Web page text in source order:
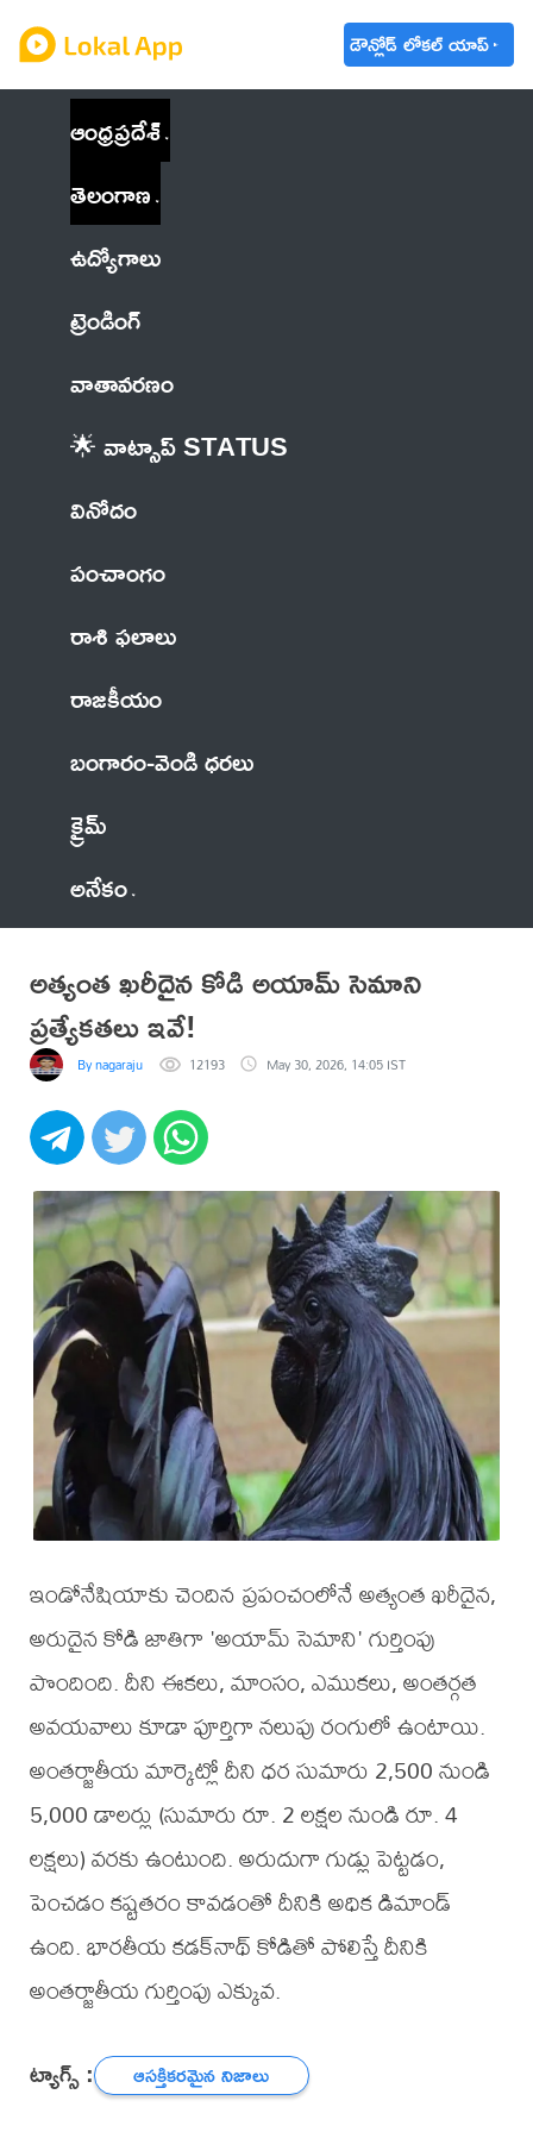
డౌన్లోడ్ లోకల్ యాప్
ఆంధ్రప్రదేశ్
తెలంగాణ
ఉద్యోగాలు
ట్రెండింగ్
వాతావరణం
🌟 వాట్సాప్ STATUS
వినోదం
పంచాంగం
రాశి ఫలాలు
రాజకీయం
బంగారం-వెండి ధరలు
క్రైమ్
అనేకం
అత్యంత ఖరీదైన కోడి అయామ్ సెమాని
ప్రత్యేకతలు ఇవే!
By nagaraju 12193 May 30, 2026, 14:05 IST
ఇండోనేషియాకు చెందిన ప్రపంచంలోనే అత్యంత ఖరీదైన,
అరుదైన కోడి జాతిగా 'అయామ్ సెమాని' గుర్తింపు
పొందింది. దీని ఈకలు, మాంసం, ఎముకలు, అంతర్గత
అవయవాలు కూడా పూర్తిగా నలుపు రంగులో ఉంటాయి.
అంతర్జాతీయ మార్కెట్లో దీని ధర సుమారు 2,500 నుండి
5,000 డాలర్లు (సుమారు రూ. 2 లక్షల నుండి రూ. 4
లక్షలు) వరకు ఉంటుంది. అరుదుగా గుడ్లు పెట్టడం,
పెంచడం కష్టతరం కావడంతో దీనికి అధిక డిమాండ్
ఉంది. భారతీయ కడక్‌నాథ్ కోడితో పోలిస్తే దీనికి
అంతర్జాతీయ గుర్తింపు ఎక్కువ.
ట్యాగ్స్ : ఆసక్తికరమైన నిజాలు